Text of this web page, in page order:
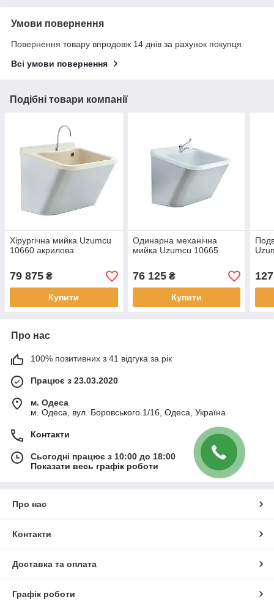
Умови повернення
Повернення товару впродовж 14 днів за рахунок покупця
Всі умови повернення
Подібні товари компанії
Хірургічна мийка Uzumcu
10660 акрилова
79 875 ₴
Купити
Одинарна механічна
мийка Uzumcu 10665
76 125₴
Купити
Про нас
100% позитивних з 41 відгука за рік
Працює з 23.03.2020
м. Одеса
м. Одеса, вул. Боровського 1/16, Одеса, Україна
Контакти
Сьогодні працює з 10:00 до 18:00
Показати весь графік роботи
Про нас
Контакти
Доставка та оплата
Графік роботи